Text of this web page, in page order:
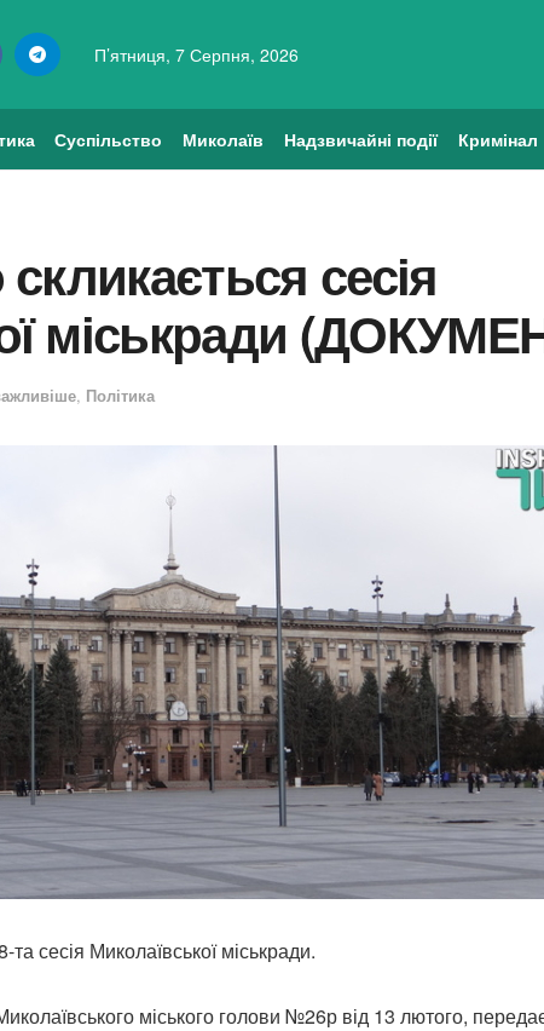
П’ятниця, 7 Серпня, 2026
Суспільство Миколаїв Надзвичайні події Кримінал
сесія
міськради
, Політика
сесія Миколаївської міськради.
міського голови №26р від 13 лютого,